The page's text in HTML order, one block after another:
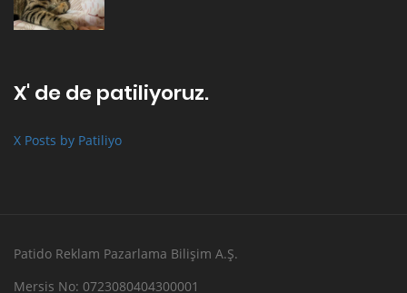
X' de de patiliyoruz.
X Posts by Patiliyo
Patido Reklam Pazarlama Bilişim A.Ş.
Mersis No: 0723080404300001